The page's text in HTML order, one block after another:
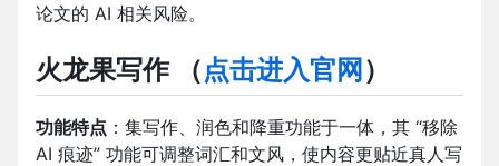
论文的 AI 相关风险。
火龙果写作 （点击进入官网）
功能特点 ：集写作、润色和降重功能于一体，其 “移除
AI 痕迹” 功能可调整词汇和文风，使内容更贴近真人写